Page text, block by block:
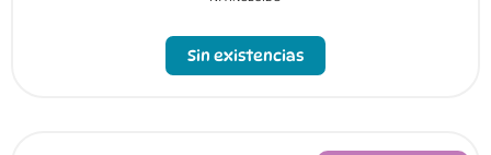
Sin existencias